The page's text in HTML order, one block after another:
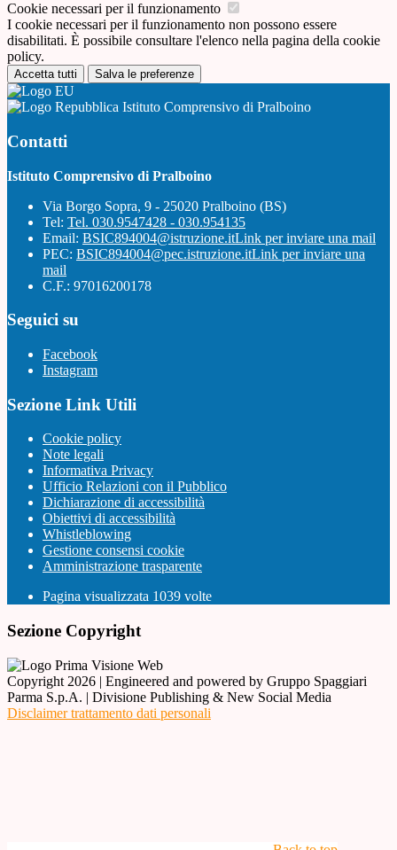
Cookie necessari per il funzionamento
I cookie necessari per il funzionamento non possono essere
disabilitati. È possibile consultare l'elenco nella pagina della cookie
policy.
Accetta tutti Salva le preferenze
Istituto Comprensivo di Pralboino
Contatti
Istituto Comprensivo di Pralboino
Via Borgo Sopra, 9 - 25020 Pralboino (BS)
Tel: Tel. 030.9547428 - 030.954135
Email: BSIC894004@istruzione.itLink per inviare una mail
PEC: BSIC894004@pec.istruzione.itLink per inviare una
mail
C.F.: 97016200178
Seguici su
Facebook
Instagram
Sezione Link Utili
Cookie policy
Note legali
Informativa Privacy
Ufficio Relazioni con il Pubblico
Dichiarazione di accessibilità
Obiettivi di accessibilità
Whistleblowing
Gestione consensi cookie
Amministrazione trasparente
Pagina visualizzata 1039 volte
Sezione Copyright
Copyright 2026 | Engineered and powered by Gruppo Spaggiari
Parma S.p.A. | Divisione Publishing & New Social Media
Disclaimer trattamento dati personali